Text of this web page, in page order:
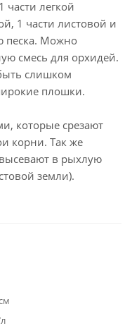
части легкой
1 части листовой и
песка. Можно
смесь для орхидей.
слишком
плошки.
которые срезают
корни. Так же
в рыхлую
земли).